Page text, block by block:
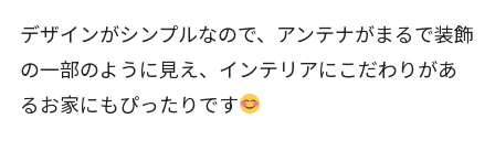
デザインがシンプルなので、アンテナがまるで装飾
の一部のように見え、インテリアにこだわりがあ
るお家にもぴったりです